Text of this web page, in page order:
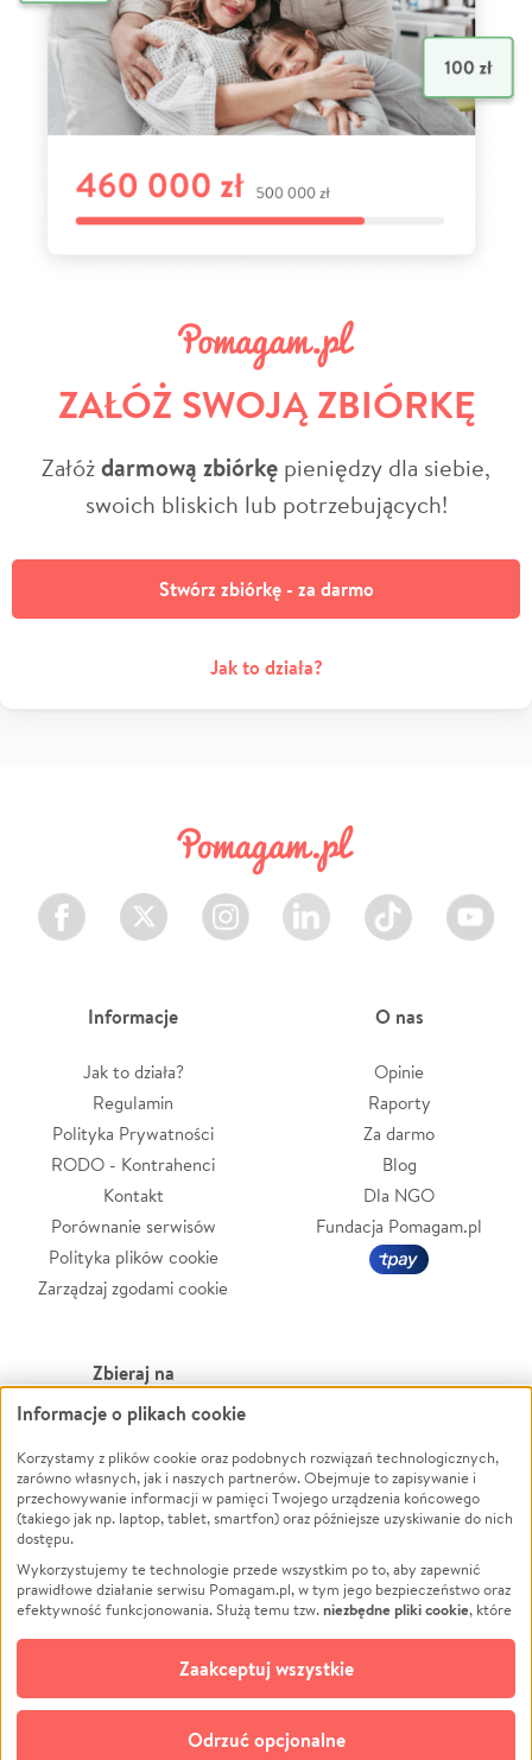
ZAŁÓŻ SWOJĄ ZBIÓRKĘ
Załóżdarmową zbiórkę pieniędzy dla siebie,
swoich bliskich lub potrzebujących!
Stwórz zbiórkę - za darmo
Jak to działa?
Facebook Twitter Instagram LinkedIn TikTok Youtube
Informacje
Jak to działa?
Regulamin
Polityka Prywatności
RODO - Kontrahenci
Kontakt
Porównanie serwisów
Polityka plików cookie
Zarządzaj zgodami cookie
O nas
Opinie
Raporty
Za darmo
Blog
Dla NGO
Fundacja Pomagam.pl
Zbieraj na
Leczenie
Zwierzęta
Pożar
Ukraina
Pomoc Finansowa
Projekty
Pogrzeb
Społeczność lokalna
Kultura
Powódź
Wichura
NGO
Edukacja
Podróż
Impreza
Ochrona środowiska
Biznes
Informacje o plikach cookie
Korzystamy z plików cookie oraz podobnych rozwiązań technologicznych,
zarówno własnych, jak i naszych partnerów. Obejmuje to zapisywanie i
przechowywanie informacji w pamięci Twojego urządzenia końcowego
(takiego jak np. laptop, tablet, smartfon) oraz późniejsze uzyskiwanie do nich
dostępu.
Wykorzystujemy te technologie przede wszystkim po to, aby zapewnić
prawidłowe działanie serwisu Pomagam.pl, w tym jego bezpieczeństwo oraz
efektywność funkcjonowania. Służą temu tzw.niezbędne pliki cookie, które
opcjonalnych plików cookie
technologii do celów analitycznych i retargetingowych. Możesz wyrazić
zgodę na ich stosowanie lub jej odmówić. W dowolnym momencie masz
możliwość zmiany swoich preferencji na stronie „Zarządzaj zgodami cookie”,
do której link znajdziesz w stopce serwisu Pomagam.pl. Opcjonalne pliki
Odrzuć opcjonalne
Zaakceptuj wszystkie